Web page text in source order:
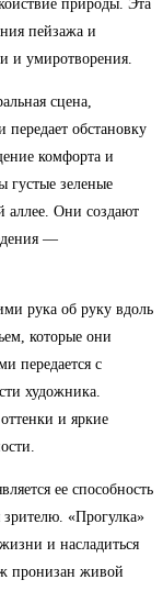
природы. Эта
пейзажа и
и умиротворения.
сцена,
обстановку
комфорта и
густые зеленые
аллее. Они создают
—
рука об руку вдоль
которые они
передается с
художника.
и яркие
ее способность
зрителю. «Прогулка»
и насладиться
пронизан живой